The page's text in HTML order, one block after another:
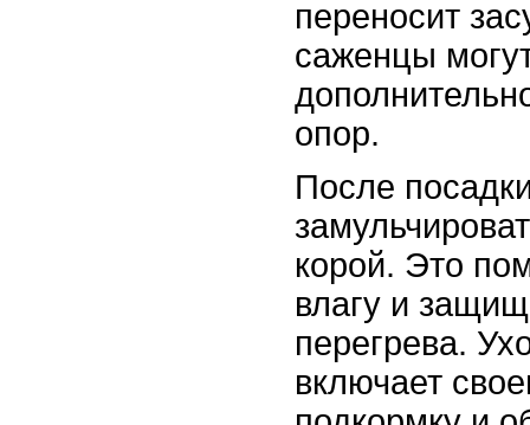
переносит
саженцы
опор.
После
корой. Это
влагу и
перегрева.
включает